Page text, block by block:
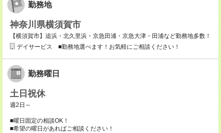
勤務地
神奈川県横須賀市
【横須賀市】追浜・北久里浜・京急田浦・京急大津・田浦など勤務地多数！
デイサービス ■勤務地選べます！お気軽にご相談ください！
勤務曜日
土日祝休
週2日～
■曜日固定の相談OK！
■希望の曜日があればご相談ください！